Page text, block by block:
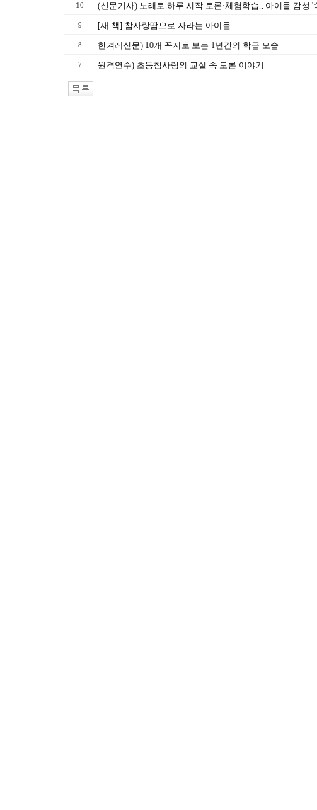
10 (신문기사) 노래로 하루 시작 토론·체험학습.. 아이들 감성 '
9 [새 책] 참사랑땀으로 자라는 아이들
8 한겨레신문) 10개 꼭지로 보는 1년간의 학급 모습
7 원격연수) 초등참사랑의 교실 속 토론 이야기